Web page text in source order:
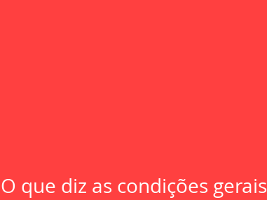
O que diz as condições gerais